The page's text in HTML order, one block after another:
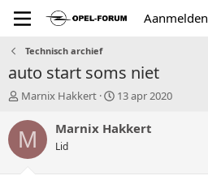
Aanmelden
Technisch archief
auto start soms niet
T
p
i
Marnix Hakkert
S
a
13 apr 2020
M Marnix Hakkert
Lid